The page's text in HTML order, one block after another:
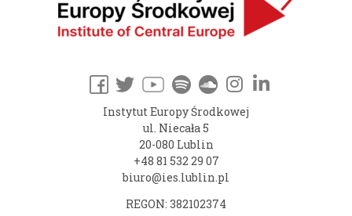
Instytut Europy Środkowej
ul. Niecała 5
20-080 Lublin
+48 81 532 29 07
biuro@ies.lublin.pl
REGON: 382102374